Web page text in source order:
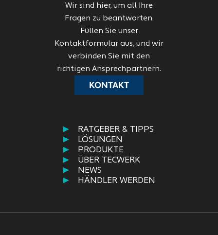
RATGEBER & TIPPS
LÖSUNGEN
PRODUKTE
ÜBER TECWERK
NEWS
HÄNDLER WERDEN
Wir sind hier, um all Ihre
Fragen zu beantworten.
Füllen Sie unser
Kontaktformular aus, und wir
verbinden Sie mit den
richtigen Ansprechpartnern.
KONTAKT